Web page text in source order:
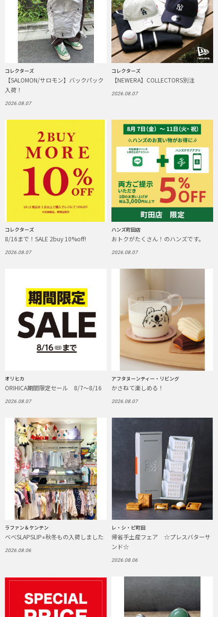
コレクターズ
【SALOMON/サロモン】バックパック
入荷！
2026.08.07
コレクターズ
【NEWERA】COLLECTORS別注
2026.08.07
コレクターズ
8/16まで！SALE 2buy 10%off!
2026.08.07
ハンズ町田店
おトクがたくさん！のハンズです。
2026.08.07
オリヒカ
ORIHICA期間限定セール 8/7～8/16
2026.08.07
アフタヌーンティー・リビング
かさねて楽しめる！
2026.08.07
ラファン＆ケンテン
べべSLAPSLIP⭐︎秋冬もの入荷しました
2026.08.06
レ・シ・ピ町田
帰省手土産フェア ☆プレスバターサ
ンド☆
2026.08.06